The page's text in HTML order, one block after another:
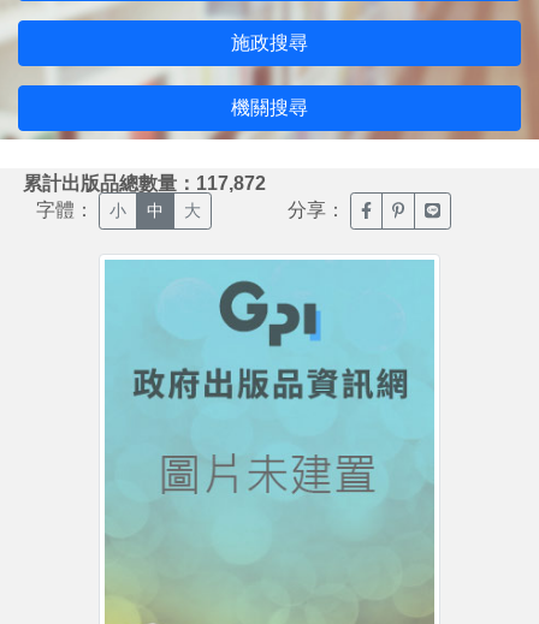
施政搜尋
機關搜尋
累計出版品總數量：117,872
字體： 小 中 大 分享： 臉書分享(另開新視窗)
噗浪分享(另開新
Line分享(另